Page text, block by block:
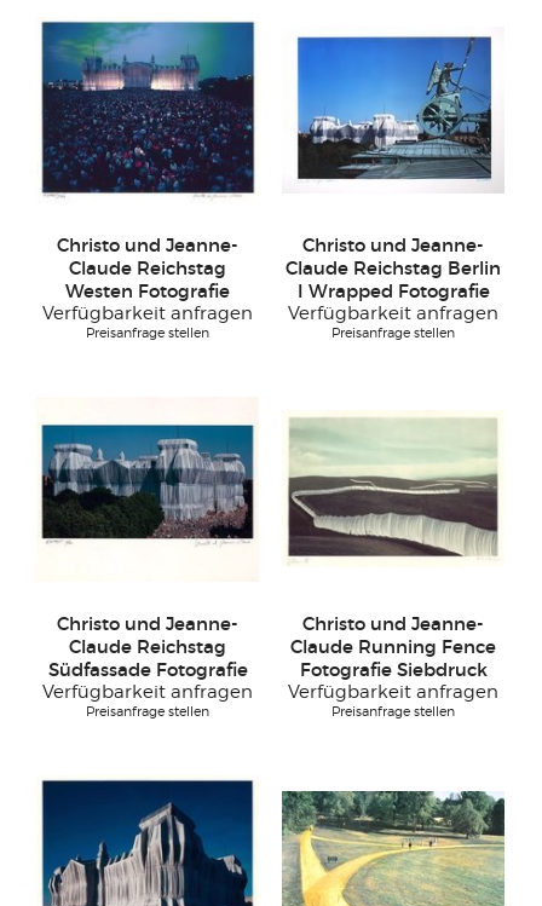
Christo und Jeanne-
Claude Reichstag
Westen Fotografie
Verfügbarkeit anfragen
Preisanfrage stellen
Christo und Jeanne-
Claude Reichstag Berlin
I Wrapped Fotografie
Verfügbarkeit anfragen
Preisanfrage stellen
Christo und Jeanne-
Claude Reichstag
Südfassade Fotografie
Verfügbarkeit anfragen
Preisanfrage stellen
Christo und Jeanne-
Claude Running Fence
Fotografie Siebdruck
Verfügbarkeit anfragen
Preisanfrage stellen